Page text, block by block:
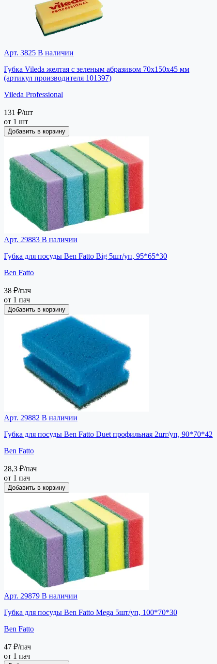
Арт. 3825 В наличии
Губка Vileda желтая с зеленым абразивом 70х150х45 мм
(артикул производителя 101397)
Vileda Professional
131 ₽/шт
от 1 шт
Добавить в корзину
Арт. 29883 В наличии
Губка для посуды Ben Fatto Big 5шт/уп, 95*65*30
Ben Fatto
38 ₽/пач
от 1 пач
Добавить в корзину
Арт. 29882 В наличии
Губка для посуды Ben Fatto Duet профильная 2шт/уп, 90*70*42
Ben Fatto
28,3 ₽/пач
от 1 пач
Добавить в корзину
Арт. 29879 В наличии
Губка для посуды Ben Fatto Mega 5шт/уп, 100*70*30
Ben Fatto
47 ₽/пач
от 1 пач